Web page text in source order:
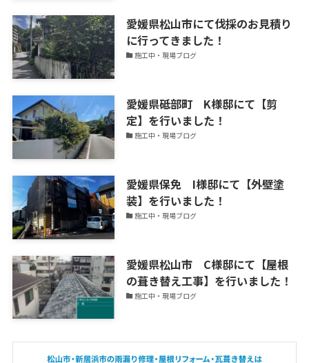
ス
を
更
新
中！
愛媛県松山市にて伐採のお見積り
に行ってきました！
施工中・現場ブログ
愛媛県砥部町 K様邸にて【剪
定】を行いました！
施工中・現場ブログ
愛媛県保免 I様邸にて【外壁塗
装】を行いました！
施工中・現場ブログ
愛媛県松山市 C様邸にて【屋根
の葺き替え工事】を行いました！
施工中・現場ブログ